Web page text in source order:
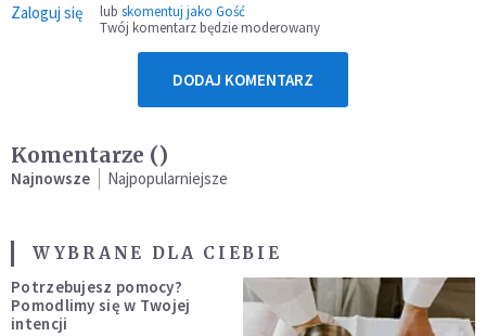
Zaloguj się lub skomentuj jako Gość
Twój komentarz będzie moderowany
DODAJ KOMENTARZ
Komentarze ()
Najnowsze Najpopularniejsze
WYBRANE DLA CIEBIE
Potrzebujesz pomocy?
Pomodlimy się w Twojej
intencji